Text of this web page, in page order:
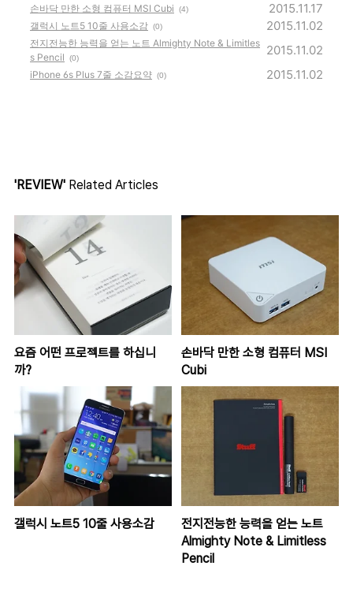
손바닥 만한 소형 컴퓨터 MSI Cubi (4) 2015.11.17
갤럭시 노트5 10줄 사용소감 (0) 2015.11.02
전지전능한 능력을 얻는 노트 Almighty Note & Limitles
s Pencil
(0)
2015.11.02
iPhone 6s Plus 7줄 소감요약 (0) 2015.11.02
'REVIEW' Related Articles
요즘 어떤 프로젝트를 하십니
까?
손바닥 만한 소형 컴퓨터 MSI
Cubi
갤럭시 노트5 10줄 사용소감
전지전능한 능력을 얻는 노트
Almighty Note & Limitless
Pencil